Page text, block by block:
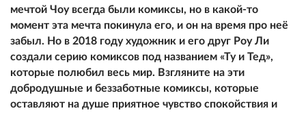
мечтой Чоу всегда были комиксы, но в какой-то
момент эта мечта покинула его, и он на время про неё
забыл. Но в 2018 году художник и его друг Роу Ли
создали серию комиксов под названием «Ту и Тед»,
которые полюбил весь мир. Взгляните на эти
добродушные и беззаботные комиксы, которые
оставляют на душе приятное чувство спокойствия и